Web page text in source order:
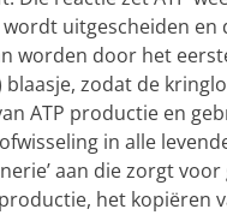
uitgescheiden en
worden door het
zodat de
ATP productie en
in alle
aan die zorgt voor
het kopiëren